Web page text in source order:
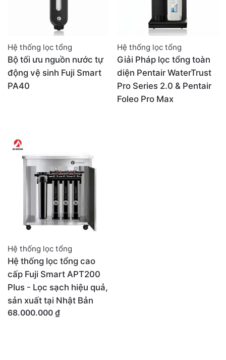
Hệ thống lọc tổng
Bộ tối ưu nguồn nước tự
động vệ sinh Fuji Smart
PA40
Hệ thống lọc tổng
Giải Pháp lọc tổng toàn
diện Pentair WaterTrust
Pro Series 2.0 & Pentair
Foleo Pro Max
Hệ thống lọc tổng
Hệ thống lọc tổng cao
cấp Fuji Smart APT200
Plus - Lọc sạch hiệu quả,
sản xuất tại Nhật Bản
68.000.000 ₫